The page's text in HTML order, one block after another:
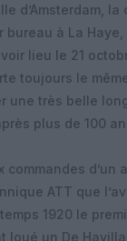
d’Amsterdam,
bureau à La Haye,
lieu le 21
toujours le
une très belle
plus de 100
commandes d’un
ATT que
1920 le
loué un De